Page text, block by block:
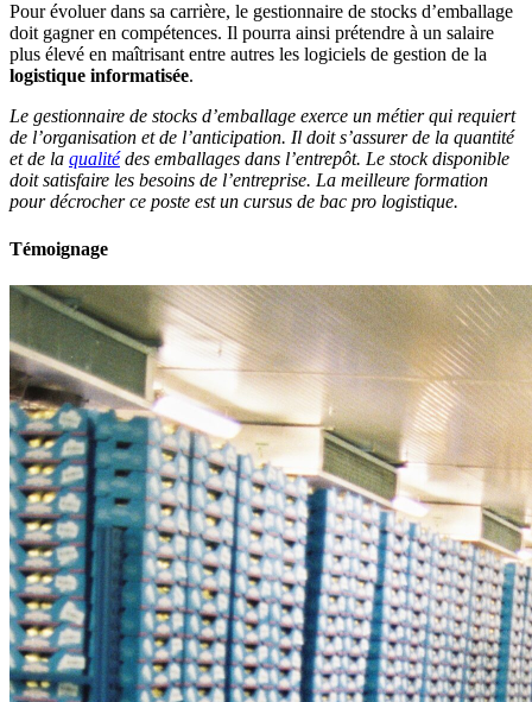
Pour évoluer dans sa carrière, le gestionnaire de stocks d’emballage
doit gagner en compétences. Il pourra ainsi prétendre à un salaire
plus élevé en maîtrisant entre autres les logiciels de gestion de la
logistique informatisée.
Le gestionnaire de stocks d’emballage exerce un métier qui requiert
de l’organisation et de l’anticipation. Il doit s’assurer de la quantité
et de la qualitédes emballages dans l’entrepôt. Le stock disponible
doit satisfaire les besoins de l’entreprise. La meilleure formation
pour décrocher ce poste est un cursus de bac pro logistique.
Témoignage